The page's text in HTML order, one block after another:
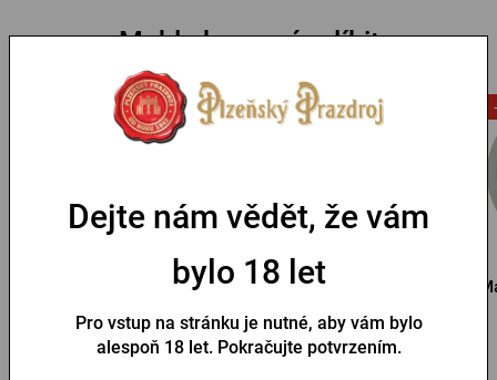
Mohlo by se vám líbit
Magnet Pilsner Urquell
Skladem > 10 ks
Magnet Pilsner Urquell –
Skladem > 10 ks
Dejte nám vědět, že vám
bylo 18 let
Pro vstup na stránku je nutné, aby vám bylo
alespoň 18 let. Pokračujte potvrzením.